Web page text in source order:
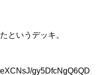
というデッキ。
gy5DfcNgQ6QD